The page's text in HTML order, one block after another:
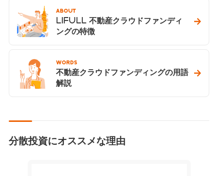
ABOUT
LIFULL 不動産クラウドファンディ
ングの特徴
WORDS
不動産クラウドファンディングの用語
解説
分散投資にオススメな理由